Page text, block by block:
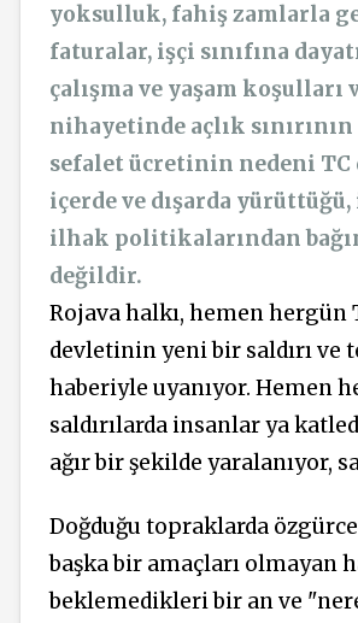
yoksulluk, fahiş zamlarla
faturalar, işçi sınıfına
çalışma ve yaşam koşulları
nihayetinde açlık
sefalet ücretinin nedeni
içerde ve dışarda yürüttüğü,
ilhak politikalarından
değildir.
Rojava halkı, hemen hergün
devletinin yeni bir saldırı ve
haberiyle uyanıyor. Hemen
saldırılarda insanlar ya
ağır bir şekilde yaralanıyor,
Doğduğu topraklarda
başka bir amaçları olmayan
beklemedikleri bir an ve